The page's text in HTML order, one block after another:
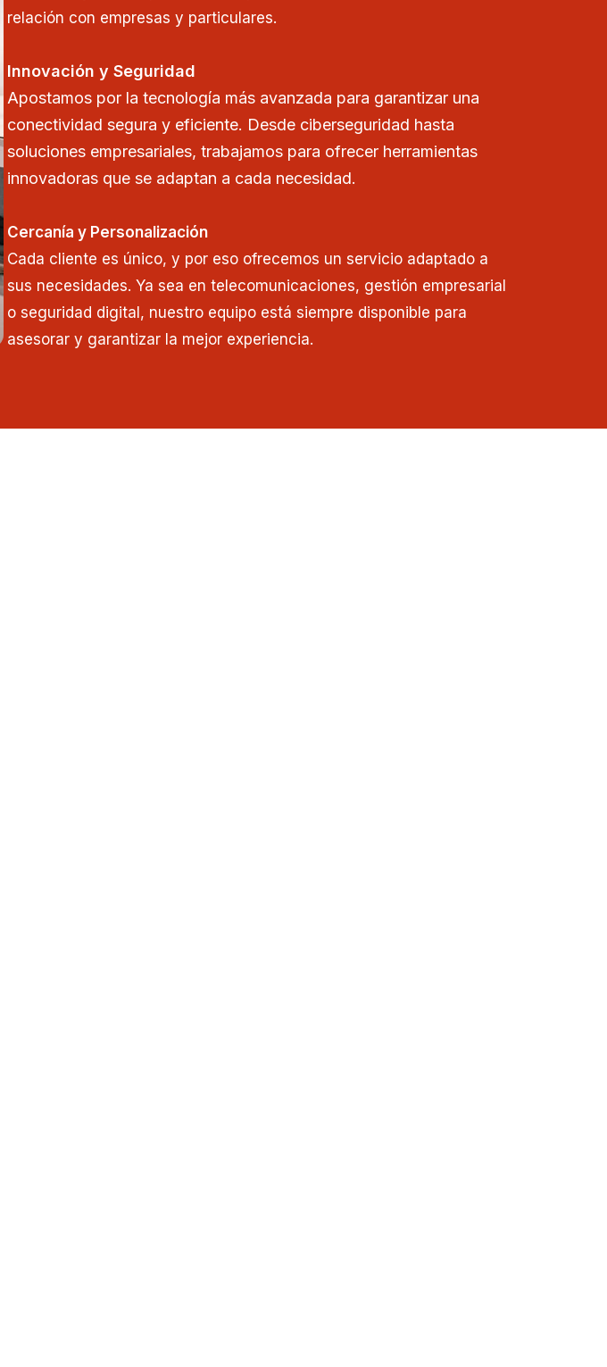
relación con empresas y particulares.
Innovación y Seguridad
Apostamos por la tecnología más avanzada para garantizar una
conectividad segura y eficiente. Desde ciberseguridad hasta
soluciones empresariales, trabajamos para ofrecer herramientas
innovadoras que se adaptan a cada necesidad.
Cercanía y Personalización
Cada cliente es único, y por eso ofrecemos un servicio adaptado a
sus necesidades. Ya sea en telecomunicaciones, gestión empresarial
o seguridad digital, nuestro equipo está siempre disponible para
asesorar y garantizar la mejor experiencia.